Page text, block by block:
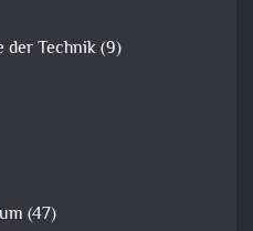
der Technik(9)
(47)